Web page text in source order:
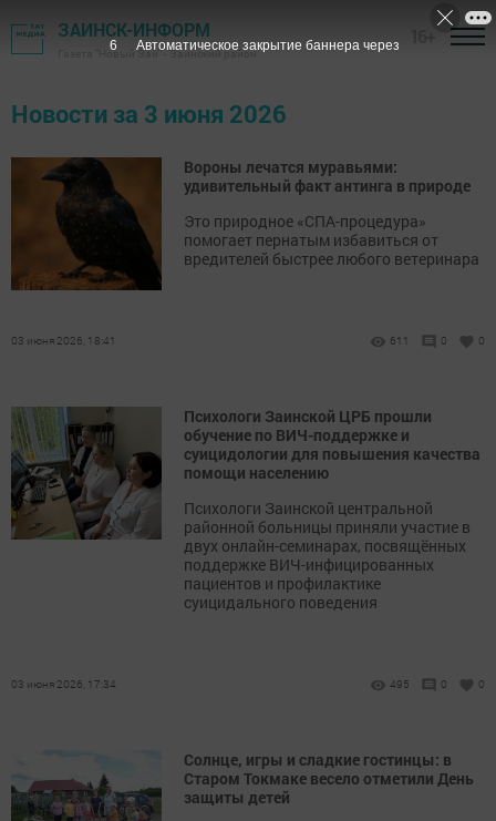
ЗАИНСК-ИНФОРМ
Газета "Новый Зай" - Заинский район
Новости за 3 июня 2026
Вороны лечатся муравьями:
удивительный факт антинга в природе
Это природное «СПА-процедура»
помогает пернатым избавиться от
вредителей быстрее любого ветеринара
03 июня 2026, 18:41 611 0 0
Психологи Заинской ЦРБ прошли
обучение по ВИЧ-поддержке и
суицидологии для повышения качества
помощи населению
Психологи Заинской центральной
районной больницы приняли участие в
двух онлайн-семинарах, посвящённых
поддержке ВИЧ-инфицированных
пациентов и профилактике
суицидального поведения
03 июня 2026, 17:34 495 0 0
Солнце, игры и сладкие гостинцы: в
Старом Токмаке весело отметили День
защиты детей
5 Автоматическое закрытие баннера через